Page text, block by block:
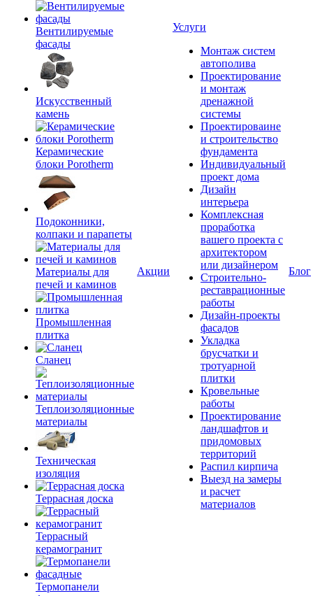
Вентилируемые
фасады
Искусственный
камень
Керамические
блоки Porotherm
Подоконники,
колпаки и парапеты
Материалы для
печей и каминов
Промышленная
плитка
Сланец
Теплоизоляционные
материалы
Техническая
изоляция
Террасная доска
Террасный
керамогранит
Термопанели
Акции
Услуги
Монтаж систем
автополива
Проектирование
и монтаж
дренажной
системы
Проектироваине
и строительство
фундамента
Индивидуальный
проект дома
Дизайн
интерьера
Комплексная
проработка
вашего проекта с
архитектором
или дизайнером
Строительно-
реставрационные
работы
Дизайн-проекты
фасадов
Укладка
брусчатки и
тротуарной
плитки
Кровельные
работы
Проектирование
ландшафтов и
придомовых
территорий
Распил кирпича
Выезд на замеры
и расчет
материалов
Блог